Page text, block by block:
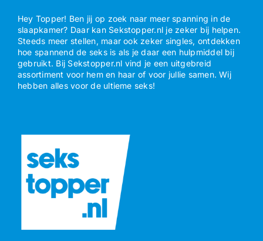
Hey Topper! Ben jij op zoek naar meer spanning in de
slaapkamer? Daar kan Sekstopper.nl je zeker bij helpen.
Steeds meer stellen, maar ook zeker singles, ontdekken
hoe spannend de seks is als je daar een hulpmiddel bij
gebruikt. Bij Sekstopper.nl vind je een uitgebreid
assortiment voor hem en haar of voor jullie samen. Wij
hebben alles voor de ultieme seks!